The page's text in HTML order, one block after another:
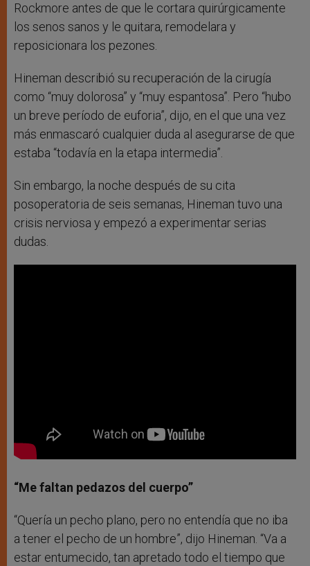
Rockmore antes de que le cortara quirúrgicamente
los senos sanos y le quitara, remodelara y
reposicionara los pezones.
Hineman describió su recuperación de la cirugía
como “muy dolorosa” y “muy espantosa”. Pero “hubo
un breve período de euforia”, dijo, en el que una vez
más enmascaró cualquier duda al asegurarse de que
estaba “todavía en la etapa intermedia”.
Sin embargo, la noche después de su cita
posoperatoria de seis semanas, Hineman tuvo una
crisis nerviosa y empezó a experimentar serias
dudas.
“Me faltan pedazos del cuerpo”
“Quería un pecho plano, pero no entendía que no iba
a tener el pecho de un hombre”, dijo Hineman. “Va a
estar entumecido, tan apretado todo el tiempo que